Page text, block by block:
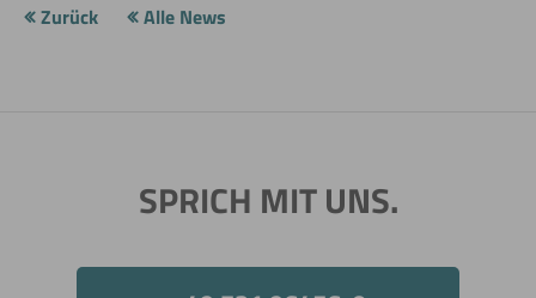
Zurück Alle News
SPRICH MIT UNS.